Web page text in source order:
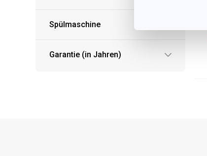
Spülmaschine
Garantie (in Jahren)